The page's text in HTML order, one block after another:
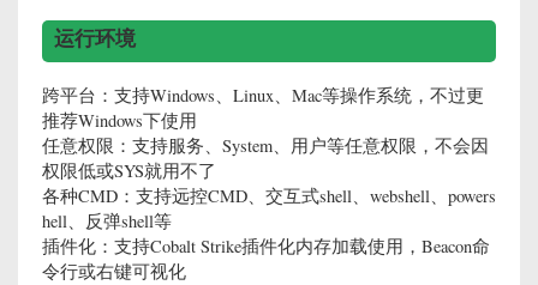
运行环境
跨平台：支持Windows、Linux、Mac等操作系统，不过更
推荐Windows下使用
任意权限：支持服务、System、用户等任意权限，不会因
权限低或SYS就用不了
各种CMD：支持远控CMD、交互式shell、webshell、powers
hell、反弹shell等
插件化：支持Cobalt Strike插件化内存加载使用，Beacon命
令行或右键可视化